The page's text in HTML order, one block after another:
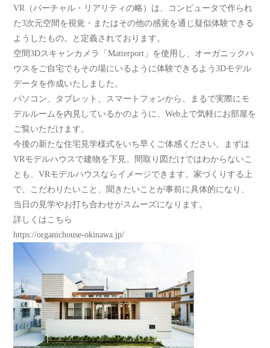
VR（バーチャル・リアリティの略）は、コンピュータで作られ
た3次元空間を視覚・またはその他の感覚を通じ疑似体験できる
ようしたもの。と定義されております。
空間3Dスキャンカメラ「Matterport」を使用し、オーガニックハ
ウスをご自宅でもその場にいるように体験できるよう3Dモデル
データを作成いたしました。
パソコン、タブレット、スマートフォンから、まるで実際にモ
デルルームを内見しているかのように、Web上で気軽にお部屋を
ご覧いただけます。
今後の新たな住宅見学様式をいち早くご体感ください。まずは
VRモデルハウスで建物を下見。間取り図だけではわからないこ
とも、VRモデルハウスならイメージできます。家づくりする上
で、こだわりたいこと、聞きたいことが事前に具体的になり、
当日の見学やお打ち合わせがスムーズになります。
詳しくはこちら
https://organichouse-okinawa.jp/